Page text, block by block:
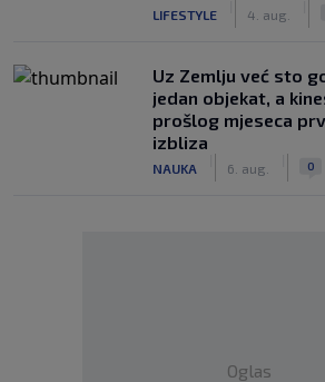
LIFESTYLE 4. aug.
Uz Zemlju već sto
jedan objekat, a
prošlog mjeseca
izbliza
NAUKA 6. aug. 0
Oglas